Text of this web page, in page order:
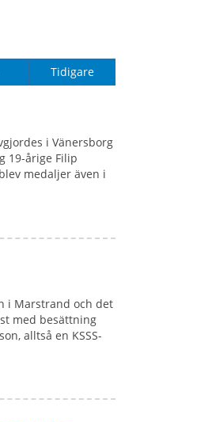
Tidigare
i Vänersborg
19-årige Filip
medaljer även i
i Marstrand och det
med besättning
alltså en KSSS-